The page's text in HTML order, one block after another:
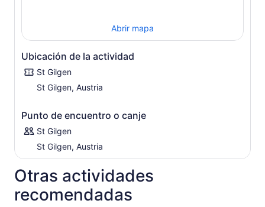
Abrir mapa
Ubicación de la actividad
St Gilgen
St Gilgen, Austria
Punto de encuentro o canje
St Gilgen
St Gilgen, Austria
Otras actividades
recomendadas